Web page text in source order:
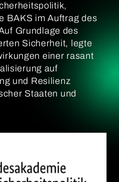
BAKS im Auftrag des
Grundlage des
Sicherheit, legte
einer rasant
auf
und Resilienz
Staaten und